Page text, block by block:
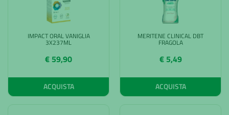
IMPACT ORAL VANIGLIA
3X237ML
€ 59,90
ACQUISTA
MERITENE CLINICAL DBT
FRAGOLA
€ 5,49
ACQUISTA